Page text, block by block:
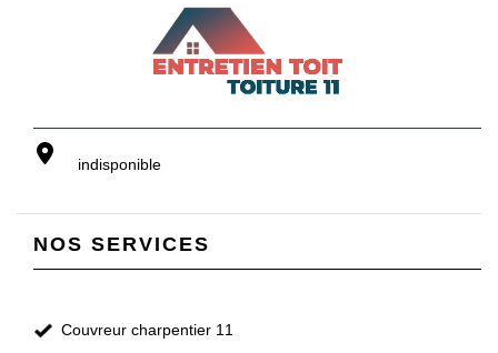
indisponible
NOS SERVICES
Couvreur charpentier 11